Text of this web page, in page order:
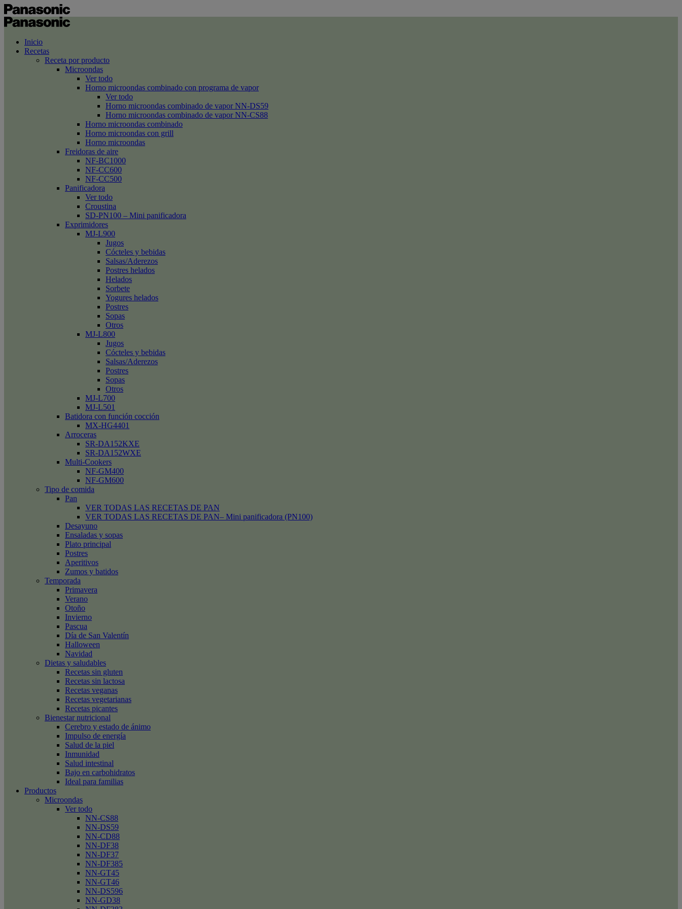
Inicio
Recetas
Receta por producto
Microondas
Ver todo
Horno microondas combinado con programa de vapor
Ver todo
Horno microondas combinado de vapor NN-DS59
Horno microondas combinado de vapor NN-CS88
Horno microondas combinado
Horno microondas con grill
Horno microondas
Freidoras de aire
NF-BC1000
NF-CC600
NF-CC500
Panificadora
Ver todo
Croustina
SD-PN100 – Mini panificadora
Exprimidores
MJ-L900
Jugos
Cócteles y bebidas
Salsas/Aderezos
Postres helados
Helados
Sorbete
Yogures helados
Postres
Sopas
Otros
MJ-L800
Jugos
Cócteles y bebidas
Salsas/Aderezos
Postres
Sopas
Otros
MJ-L700
MJ-L501
Batidora con función cocción
MX-HG4401
Arroceras
SR-DA152KXE
SR-DA152WXE
Multi-Cookers
NF-GM400
NF-GM600
Tipo de comida
Pan
VER TODAS LAS RECETAS DE PAN
VER TODAS LAS RECETAS DE PAN– Mini panificadora (PN100)
Desayuno
Ensaladas y sopas
Plato principal
Postres
Aperitivos
Zumos y batidos
Temporada
Primavera
Verano
Otoño
Invierno
Pascua
Día de San Valentín
Halloween
Navidad
Dietas y saludables
Recetas sin gluten
Recetas sin lactosa
Recetas veganas
Recetas vegetarianas
Recetas picantes
Bienestar nutricional
Cerebro y estado de ánimo
Impulso de energía
Salud de la piel
Inmunidad
Salud intestinal
Bajo en carbohidratos
Ideal para familias
Productos
Microondas
Ver todo
NN-CS88
NN-DS59
NN-CD88
NN-DF38
NN-DF37
NN-DF385
NN-GT45
NN-GT46
NN-DS596
NN-GD38